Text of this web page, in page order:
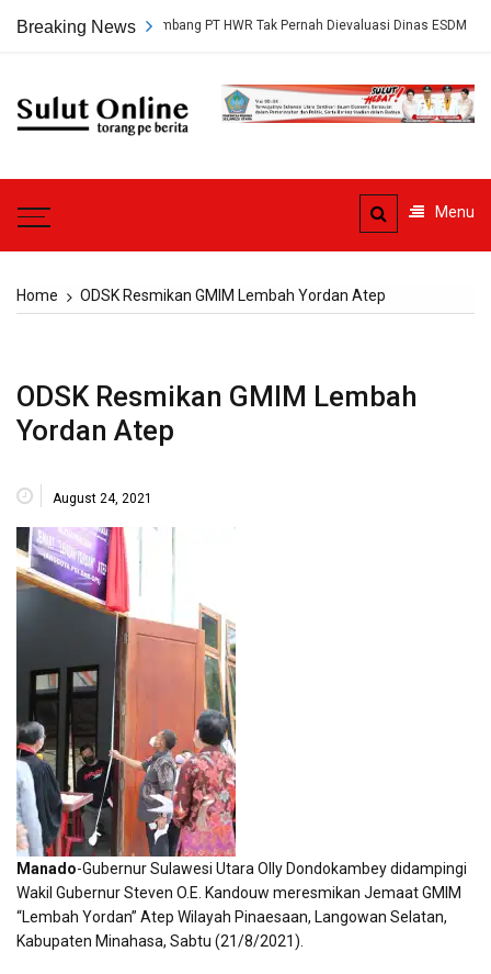
Breaking News
Persetujuan Tambang PT HWR Tak Pernah Dievaluasi Dinas ESDM
Sulut
Menu
Home ODSK Resmikan GMIM Lembah Yordan Atep
ODSK Resmikan GMIM Lembah
Yordan Atep
August 24, 2021
Manado-Gubernur Sulawesi Utara Olly Dondokambey didampingi
Wakil Gubernur Steven O.E. Kandouw meresmikan Jemaat GMIM
“Lembah Yordan” Atep Wilayah Pinaesaan, Langowan Selatan,
Kabupaten Minahasa, Sabtu (21/8/2021).